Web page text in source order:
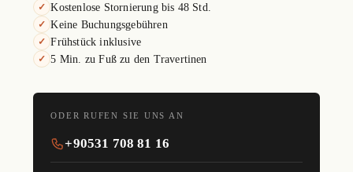
✓ Kostenlose Stornierung bis 48 Std.
✓ Keine Buchungsgebühren
✓ Frühstück inklusive
✓ 5 Min. zu Fuß zu den Travertinen
ODER RUFEN SIE UNS AN
+90531 708 81 16